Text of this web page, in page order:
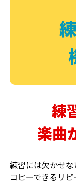
DELAY
練
楽曲
練習には欠かせ
コピーできるリ